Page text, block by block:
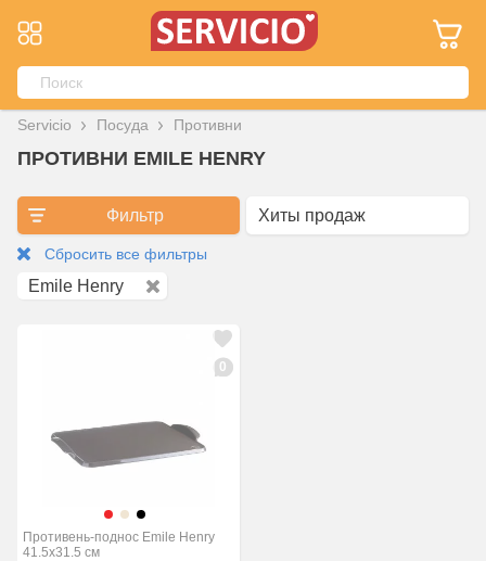
Servicio Посуда Противни
ПРОТИВНИ EMILE HENRY
Фильтр
Сбросить все фильтры
Emile Henry
0
Противень-поднос Emile Henry
41.5x31.5 см